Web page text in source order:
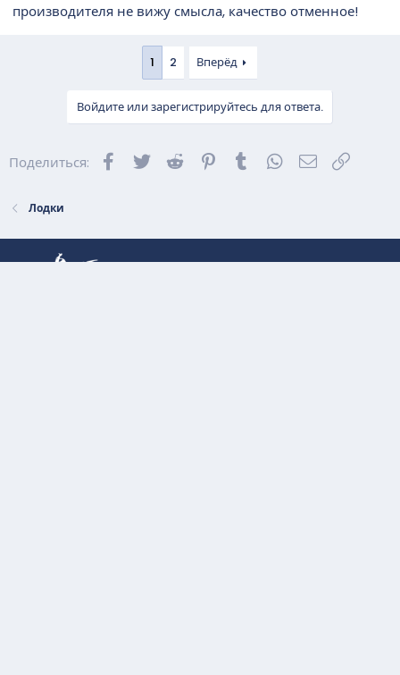
производителя не вижу смысла, качество отменное!
1 2 Вперёд
Войдите или зарегистрируйтесь для ответа.
Поделиться: Facebook
Twitter Reddit Pinterest
Tumblr WhatsApp
Лодки